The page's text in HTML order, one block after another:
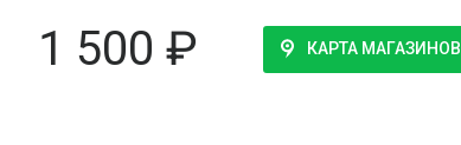
1 500 ₽ КАРТА МАГАЗИНОВ